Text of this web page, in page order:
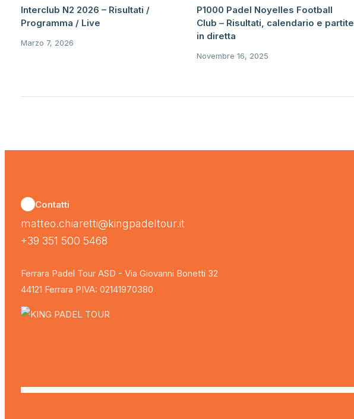
Interclub N2 2026 – Risultati /
Programma / Live
Marzo 7, 2026
P1000 Padel Noyelles Football
Club – Risultati, calendario e partite
in diretta
Novembre 16, 2025
Contatti
matteo.chiaretti@kingpadeltour.it
+39 351 500 5468
Ferrara Padel Tour ASD - Via Giovanni Bonetti 32
44121 Ferrara PIVA: 02141970380